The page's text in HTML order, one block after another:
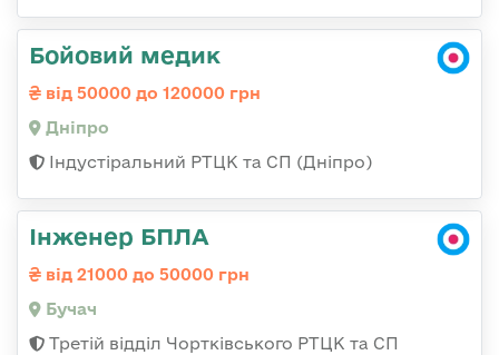
Бойовий медик
від 50000 до 120000 грн
Дніпро
Індустіральний РТЦК та СП (Дніпро)
Інженер БПЛА
від 21000 до 50000 грн
Бучач
Третій відділ Чортківського РТЦК та СП